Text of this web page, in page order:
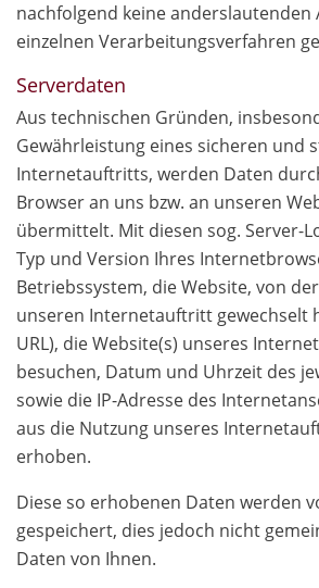
nachfolgend keine anderslautenden
einzelnen Verarbeitungsverfahren
Serverdaten
Aus technischen Gründen,
Gewährleistung eines sicheren und
Internetauftritts, werden Daten
Browser an uns bzw. an unseren
übermittelt. Mit diesen sog. Server-
Typ und Version Ihres
Betriebssystem, die Website, von
unseren Internetauftritt gewechselt
URL), die Website(s) unseres
besuchen, Datum und Uhrzeit des
sowie die IP-Adresse des
aus die Nutzung unseres
erhoben.
Diese so erhobenen Daten werden
gespeichert, dies jedoch nicht
Daten von Ihnen.